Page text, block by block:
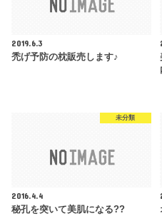
2019.6.3
禿げ予防の枕販売します♪
未分類
2016.4.4
秘孔を突いて美肌になる??